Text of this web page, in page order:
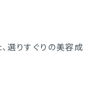
選りすぐりの美容成